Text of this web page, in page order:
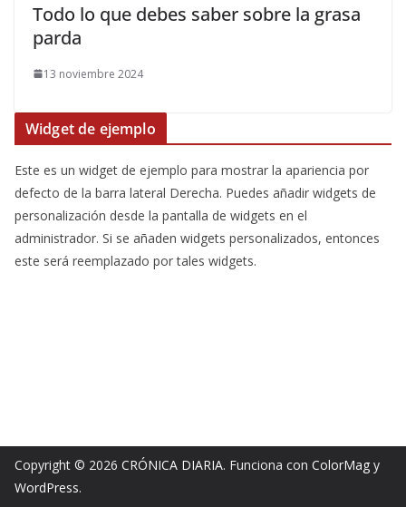
Todo lo que debes saber sobre la grasa
parda
13 noviembre 2024
Widget de ejemplo
Este es un widget de ejemplo para mostrar la apariencia por
defecto de la barra lateral Derecha. Puedes añadir widgets de
personalización desde la pantalla de widgets en el
administrador. Si se añaden widgets personalizados, entonces
este será reemplazado por tales widgets.
Copyright © 2026 CRÓNICA DIARIA. Funciona con ColorMag y
WordPress.